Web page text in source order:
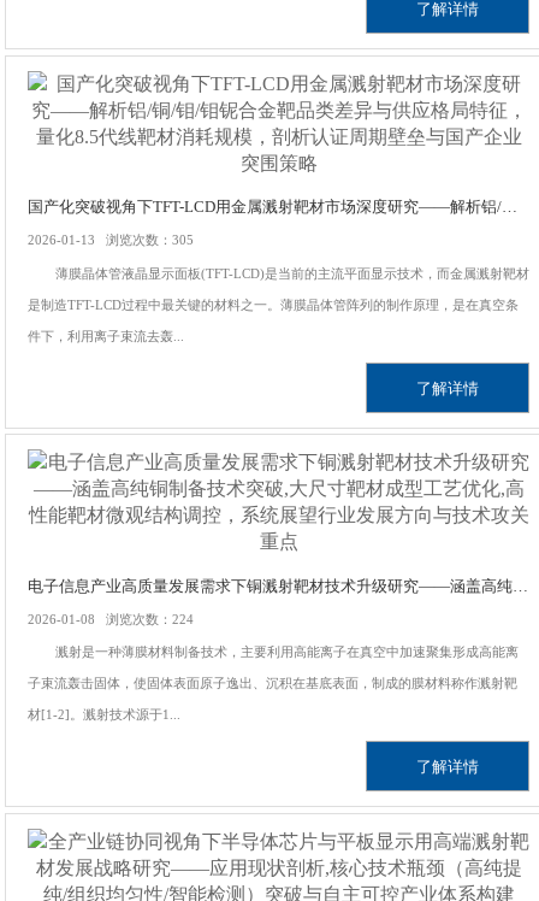
了解详情
国产化突破视角下TFT-LCD用金属溅射靶材市场深度研究——解析铝/铜/钼/钼铌合金靶品类差异与供应格局特征，量化8.5代线靶材消耗规模，剖析认证周期壁垒与国产企业突围策略
2026-01-13 浏览次数：305
薄膜晶体管液晶显示面板(TFT-LCD)是当前的主流平面显示技术，而金属溅射靶材
是制造TFT-LCD过程中最关键的材料之一。薄膜晶体管阵列的制作原理，是在真空条
件下，利用离子束流去轰...
了解详情
电子信息产业高质量发展需求下铜溅射靶材技术升级研究——涵盖高纯铜制备技术突破,大尺寸靶材成型工艺优化,高性能靶材微观结构调控，系统展望行业发展方向与技术攻关重点
2026-01-08 浏览次数：224
溅射是一种薄膜材料制备技术，主要利用高能离子在真空中加速聚集形成高能离
子束流轰击固体，使固体表面原子逸出、沉积在基底表面，制成的膜材料称作溅射靶
材[1-2]。溅射技术源于1...
了解详情